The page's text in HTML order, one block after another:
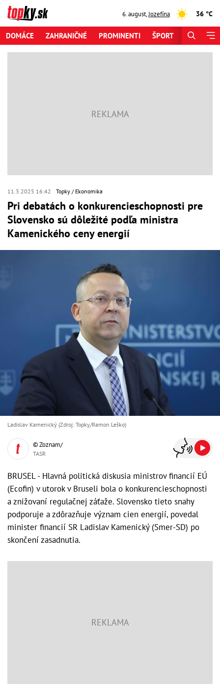
6. august,Jozefína 36 °C
DOMÁCE ZAHRANIČNÉ PROMINENTI ŠPORT
11.3.2025 16:42 Topky Ekonomika
Pri debatách o konkurencieschopnosti pre
Slovensko sú dôležité podľa ministra
Kamenického ceny energií
Ladislav Kamenický (Zdroj: Topky/Ramon Leško)
© Zoznam/
TASR
BRUSEL - Hlavná politická diskusia ministrov financií EÚ
(Ecofin) v utorok v Bruseli bola o konkurencieschopnosti
a znižovaní regulačnej záťaže. Slovensko tieto snahy
podporuje a zdôrazňuje význam cien energií, povedal
minister financií SR Ladislav Kamenický (Smer-SD) po
skončení zasadnutia.